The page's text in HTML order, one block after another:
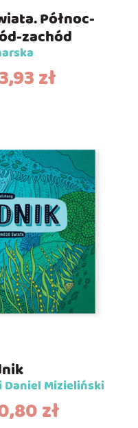
Północ-
zachód
zł
Mizieliński
zł